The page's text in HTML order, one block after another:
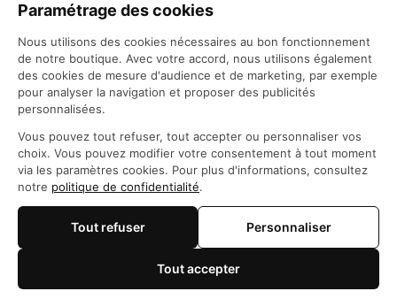
Politique de retour et remboursement
Coordonnées
Questions fréquemment posées
© 2026 Maison Otaku
Paramétrage des cookies
Nous utilisons des cookies nécessaires au bon fonctionnement
de notre boutique. Avec votre accord, nous utilisons également
des cookies de mesure d'audience et de marketing, par exemple
pour analyser la navigation et proposer des publicités
personnalisées.
Vous pouvez tout refuser, tout accepter ou personnaliser vos
choix. Vous pouvez modifier votre consentement à tout moment
via les paramètres cookies. Pour plus d'informations, consultez
notre politique de confidentialité.
Tout refuser Personnaliser
Tout accepter